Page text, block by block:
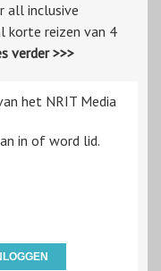
all inclusive
korte reizen van 4
verder >>>
het NRIT Media
in of word lid.